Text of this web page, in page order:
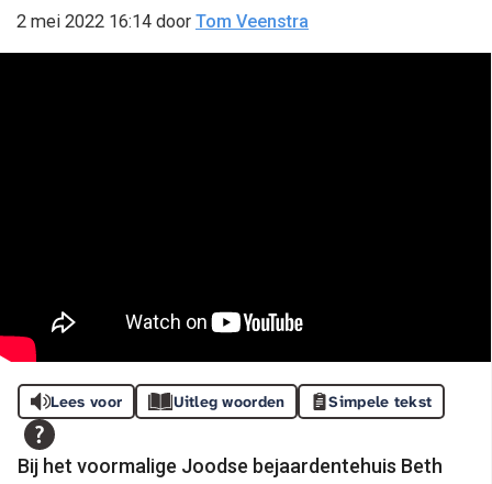
2 mei 2022 16:14 door Tom Veenstra
Lees voor Uitleg woorden Simpele tekst
Bij het voormalige Joodse bejaardentehuis Beth